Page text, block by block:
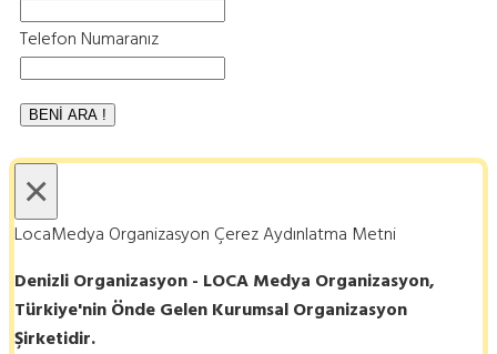
Telefon Numaranız
×
LocaMedya Organizasyon Çerez Aydınlatma Metni
Denizli Organizasyon - LOCA Medya Organizasyon,
Türkiye'nin Önde Gelen Kurumsal Organizasyon
Şirketidir.